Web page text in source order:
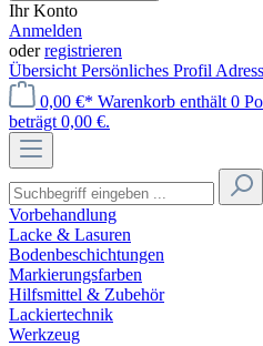
Ihr Konto
Anmelden
oderregistrieren
Übersicht Persönliches Profil
0,00 €* Warenkorb enthält 0
beträgt 0,00 €.
Vorbehandlung
Lacke & Lasuren
Bodenbeschichtungen
Markierungsfarben
Hilfsmittel & Zubehör
Lackiertechnik
Werkzeug